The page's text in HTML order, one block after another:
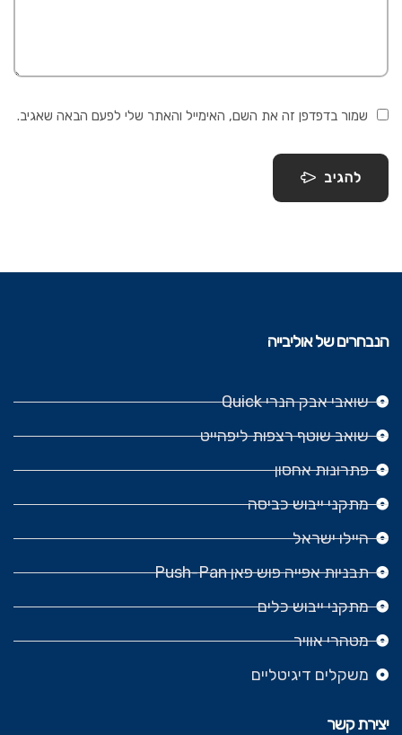
שמור בדפדפן זה את השם, האימייל והאתר שלי לפעם הבאה שאגיב.
להגיב
הנבחרים של אוליבייה
שואבי אבק הנרי Quick
שואב שוטף רצפות ליפהייט
פתרונות אחסון
מתקני ייבוש כביסה
היילו ישראל
תבניות אפייה פוש פאן Push-Pan
מתקני ייבוש כלים
מטהרי אוויר
משקלים דיגיטליים
יצירת קשר